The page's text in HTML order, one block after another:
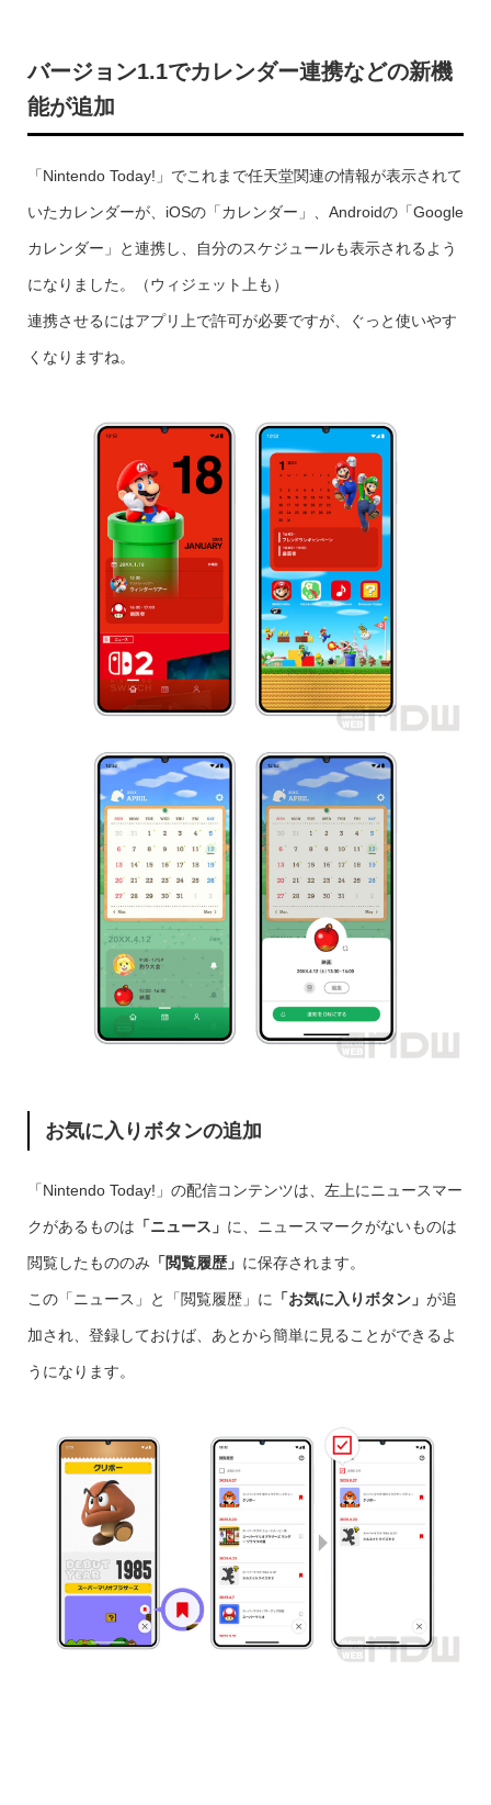
バージョン1.1でカレンダー連携などの新機
能が追加
「Nintendo Today!」でこれまで任天堂関連の情報が表示されて
いたカレンダーが、iOSの「カレンダー」、Androidの「Google
カレンダー」と連携し、自分のスケジュールも表示されるよう
になりました。（ウィジェット上も）
連携させるにはアプリ上で許可が必要ですが、ぐっと使いやす
くなりますね。
お気に入りボタンの追加
「Nintendo Today!」の配信コンテンツは、左上にニュースマー
クがあるものは 「ニュース」 に、ニュースマークがないものは
閲覧したもののみ 「閲覧履歴」 に保存されます。
この「ニュース」と「閲覧履歴」に 「お気に入りボタン」 が追
加され、登録しておけば、あとから簡単に見ることができるよ
うになります。